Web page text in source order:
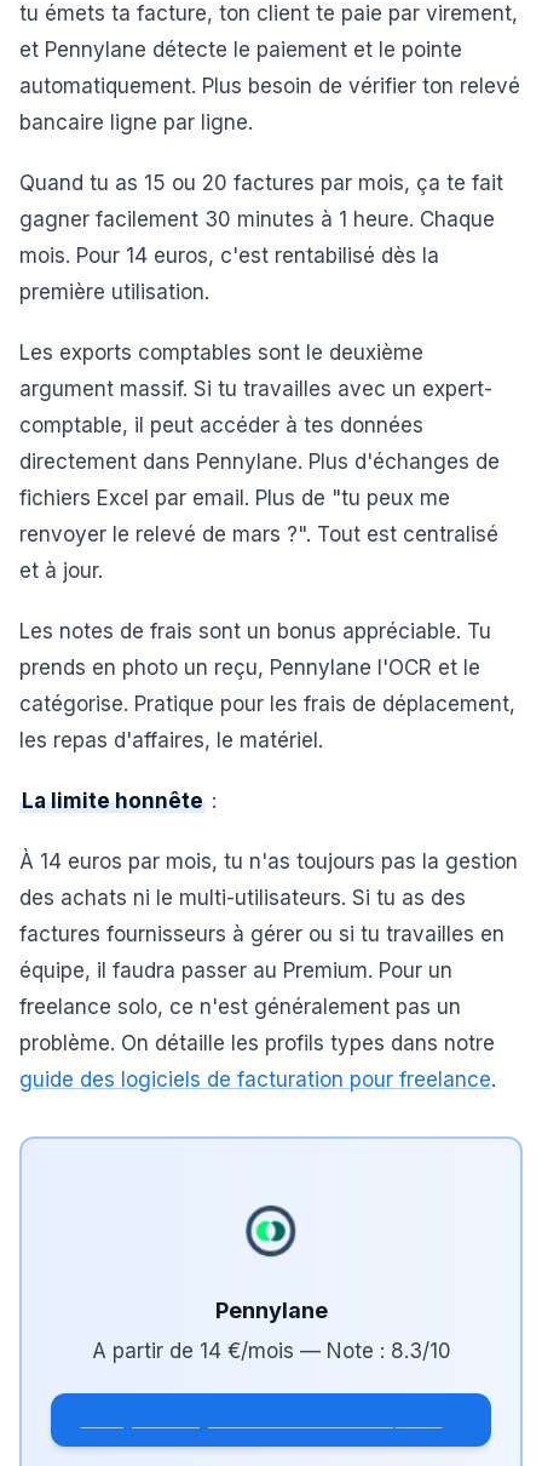
tu émets ta facture, ton client te paie par virement,
et Pennylane détecte le paiement et le pointe
automatiquement. Plus besoin de vérifier ton relevé
bancaire ligne par ligne.
Quand tu as 15 ou 20 factures par mois, ça te fait
gagner facilement 30 minutes à 1 heure. Chaque
mois. Pour 14 euros, c'est rentabilisé dès la
première utilisation.
Les exports comptables sont le deuxième
argument massif. Si tu travailles avec un expert-
comptable, il peut accéder à tes données
directement dans Pennylane. Plus d'échanges de
fichiers Excel par email. Plus de "tu peux me
renvoyer le relevé de mars ?". Tout est centralisé
et à jour.
Les notes de frais sont un bonus appréciable. Tu
prends en photo un reçu, Pennylane l'OCR et le
catégorise. Pratique pour les frais de déplacement,
les repas d'affaires, le matériel.
La limite honnête :
À 14 euros par mois, tu n'as toujours pas la gestion
des achats ni le multi-utilisateurs. Si tu as des
factures fournisseurs à gérer ou si tu travailles en
équipe, il faudra passer au Premium. Pour un
freelance solo, ce n'est généralement pas un
problème. On détaille les profils types dans notre
guide des logiciels de facturation pour freelance.
Pennylane
A partir de 14 €/mois — Note : 8.3/10